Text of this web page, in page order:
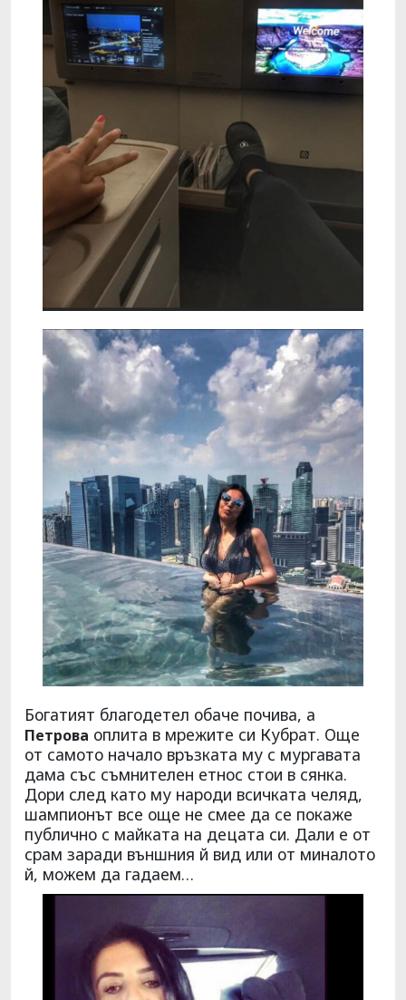
Богатият благодетел обаче почива, а
Петрова оплита в мрежите си Кубрат. Още
от самото начало връзката му с мургавата
дама със съмнителен етнос стои в сянка.
Дори след като му народи всичката челяд,
шампионът все още не смее да се покаже
публично с майката на децата си. Дали е от
срам заради външния й вид или от миналото
й, можем да гадаем…